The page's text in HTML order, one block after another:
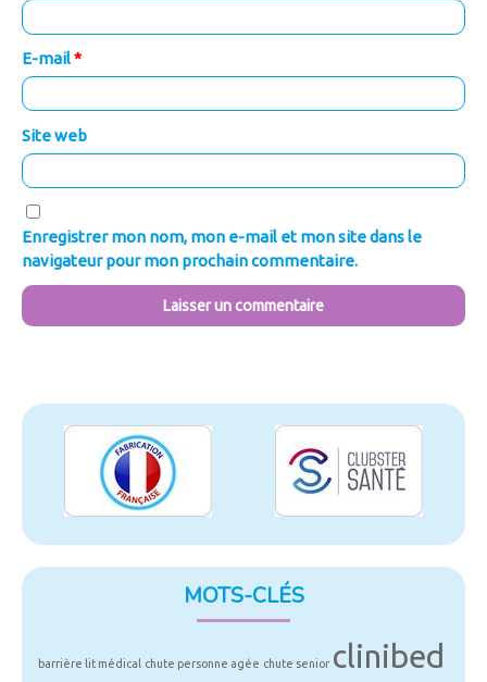
E-mail*
Site web
Enregistrer mon nom, mon e-mail et mon site dans le
navigateur pour mon prochain commentaire.
MOTS-CLÉS
barrière lit médical chute personne agée chute senior clinibed